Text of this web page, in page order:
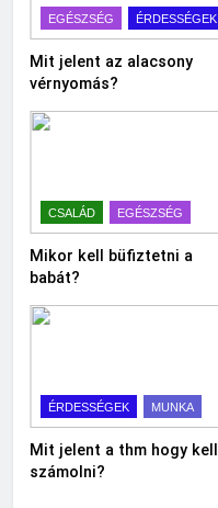
EGÉSZSÉG ÉRDESSÉGEK
Mit jelent az alacsony
vérnyomás?
CSALÁD EGÉSZSÉG
Mikor kell büfiztetni a
babát?
ÉRDESSÉGEK MUNKA
Mit jelent a thm hogy kell
számolni?